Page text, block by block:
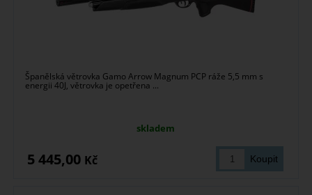
Španělská větrovka Gamo Arrow Magnum PCP ráže 5,5 mm s
energii 40J, větrovka je opetřena ...
skladem
5 445,00 Kč